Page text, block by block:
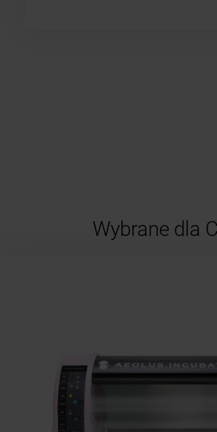
Wybrane dla